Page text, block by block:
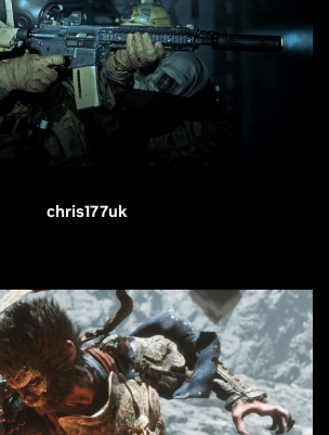
chris177uk